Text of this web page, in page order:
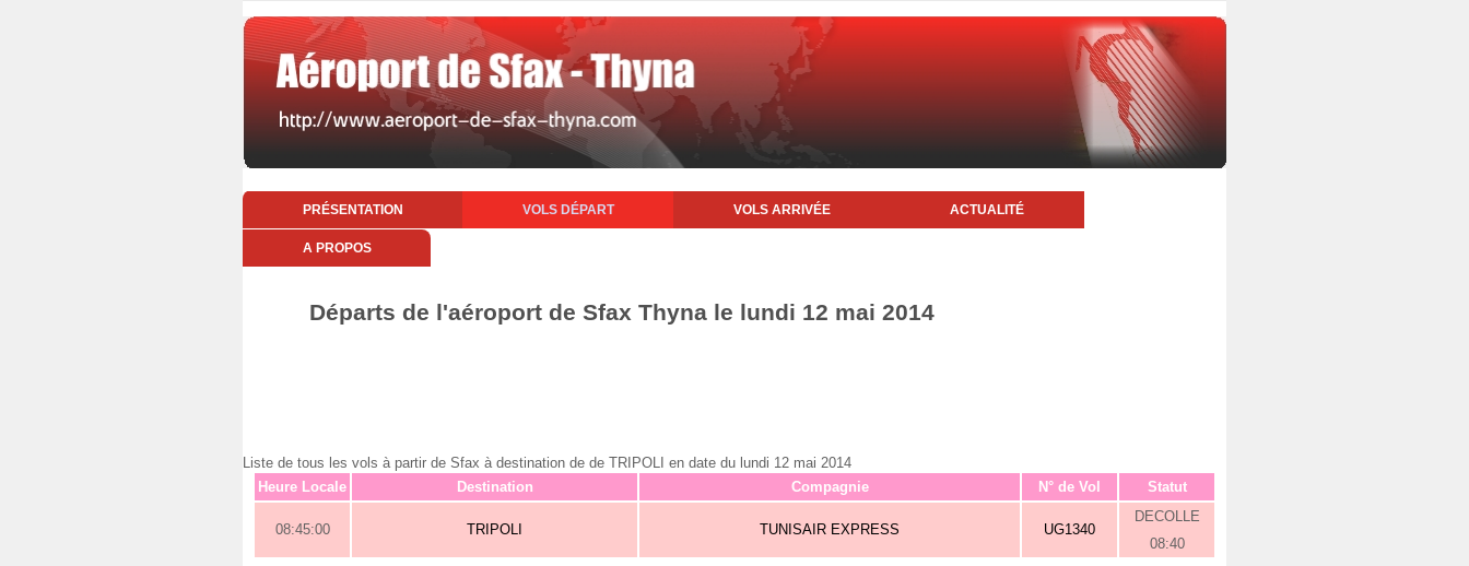
PRÉSENTATION VOLS DÉPART VOLS ARRIVÉE ACTUALITÉ
A PROPOS
Départs de l'aéroport de Sfax Thyna le lundi 12 mai 2014
Liste de tous les vols à partir de Sfax à destination de de TRIPOLI en date du lundi 12 mai 2014
Heure Locale
Destination Compagnie N° de Vol Statut
08:45:00 TRIPOLI TUNISAIR EXPRESS UG1340
DECOLLE
08:40